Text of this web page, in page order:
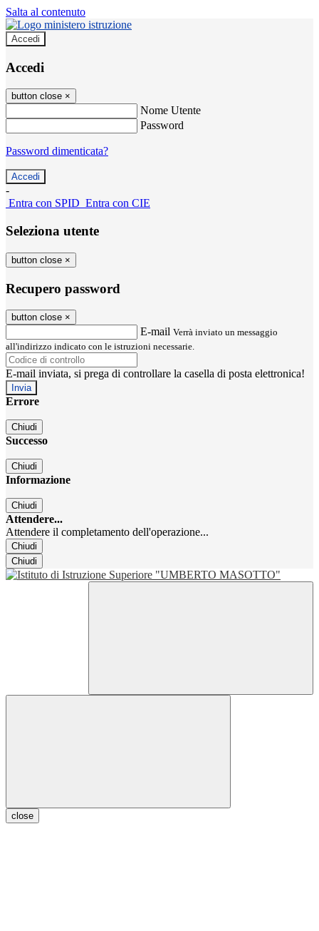
Salta al contenuto
Accedi
Accedi
button close ×
Nome Utente
Password
Password dimenticata?
-
Entra con SPID Entra con CIE
Seleziona utente
button close ×
Recupero password
button close ×
E-mail Verrà inviato un messaggio
all'indirizzo indicato con le istruzioni necessarie.
E-mail inviata, si prega di controllare la casella di posta elettronica!
Errore
Chiudi
Successo
Chiudi
Informazione
Chiudi
Attendere...
Attendere il completamento dell'operazione...
Chiudi
Chiudi
close